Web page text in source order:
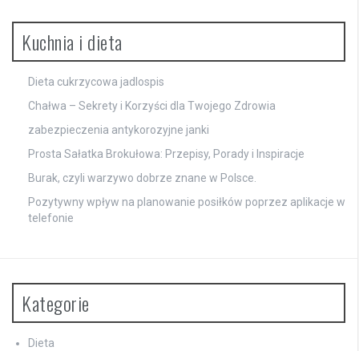
Kuchnia i dieta
Dieta cukrzycowa jadlospis
Chałwa – Sekrety i Korzyści dla Twojego Zdrowia
zabezpieczenia antykorozyjne janki
Prosta Sałatka Brokułowa: Przepisy, Porady i Inspiracje
Burak, czyli warzywo dobrze znane w Polsce.
Pozytywny wpływ na planowanie posiłków poprzez aplikacje w
telefonie
Kategorie
Dieta